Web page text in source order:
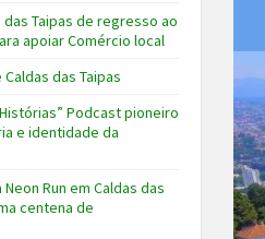
das Taipas de regresso ao
apoiar Comércio local
das Taipas
Podcast pioneiro
e identidade da
Run em Caldas das
centena de